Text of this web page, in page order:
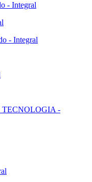
- Integral
- Integral
-